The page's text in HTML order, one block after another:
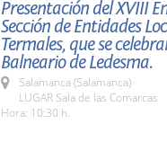
Presentación del XVIII
Sección de Entidades
Termales, que se
Balneario de Ledesma.
Salamanca (Salamanca)
LUGAR Sala de las Comarcas
Hora: 10:30 h.